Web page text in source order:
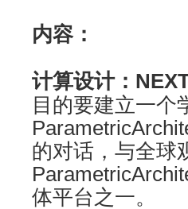
内容：
计算设计：
目的要建立一个
的对话，与全球
体平台之一。